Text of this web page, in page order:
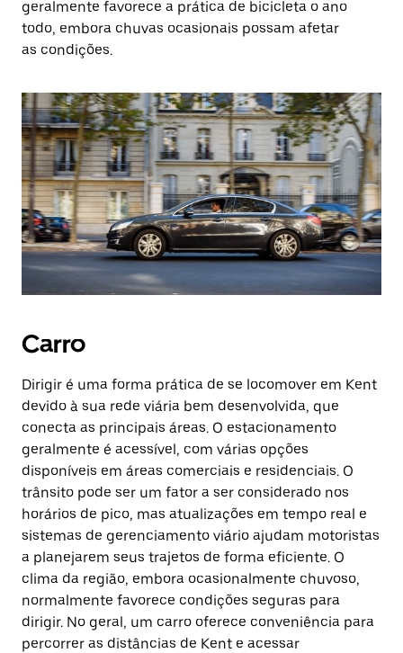
geralmente favorece a prática de bicicleta o ano
todo, embora chuvas ocasionais possam afetar
as condições.
Carro
Dirigir é uma forma prática de se locomover em Kent
devido à sua rede viária bem desenvolvida, que
conecta as principais áreas. O estacionamento
geralmente é acessível, com várias opções
disponíveis em áreas comerciais e residenciais. O
trânsito pode ser um fator a ser considerado nos
horários de pico, mas atualizações em tempo real e
sistemas de gerenciamento viário ajudam motoristas
a planejarem seus trajetos de forma eficiente. O
clima da região, embora ocasionalmente chuvoso,
normalmente favorece condições seguras para
dirigir. No geral, um carro oferece conveniência para
percorrer as distâncias de Kent e acessar